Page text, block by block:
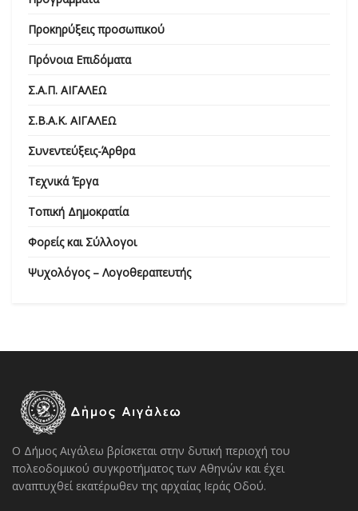
Προκηρύξεις προσωπικού
Πρόνοια Επιδόματα
Σ.Α.Π. ΑΙΓΑΛΕΩ
Σ.Β.Α.Κ. ΑΙΓΑΛΕΩ
Συνεντεύξεις-Άρθρα
Τεχνικά Έργα
Τοπική Δημοκρατία
Φορείς και Σύλλογοι
Ψυχολόγος – Λογοθεραπευτής
Ο Δήμος Αιγάλεω βρίσκεται στην δυτική περιοχή του
πολεοδομικού συγκροτήματος των Αθηνών και έχει
αναπτυχθεί εκατέρωθεν της αρχαίας Ιεράς Οδού.